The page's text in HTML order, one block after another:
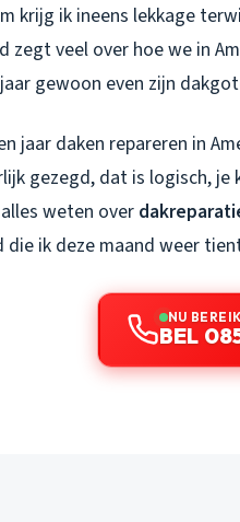
krijg ik ineens lekkage
zegt veel over hoe we in
gewoon even zijn
jaar daken repareren in
gezegd, dat is logisch,
weten over
ik deze maand weer
NU
BEL